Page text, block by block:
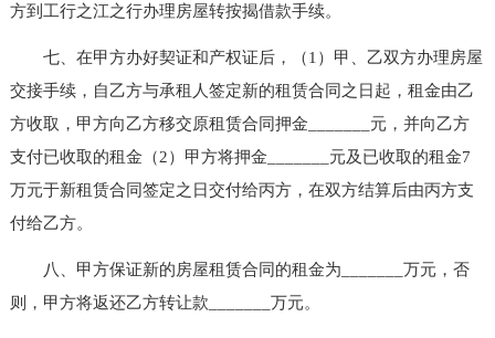
方到工行之江之行办理房屋转按揭借款手续。
七、在甲方办好契证和产权证后，（1）甲、乙双方办理房屋
交接手续，自乙方与承租人签定新的租赁合同之日起，租金由乙
方收取，甲方向乙方移交原租赁合同押金_______元，并向乙方
支付已收取的租金（2）甲方将押金_______元及已收取的租金7
万元于新租赁合同签定之日交付给丙方，在双方结算后由丙方支
付给乙方。
八、甲方保证新的房屋租赁合同的租金为_______万元，否
则，甲方将返还乙方转让款_______万元。